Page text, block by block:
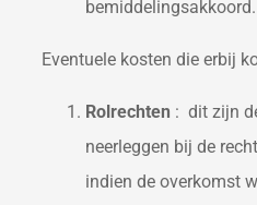
bemiddelingsakkoord.
Eventuele kosten die erbij
Rolrechten : dit zijn
neerleggen bij de
indien de overkomst